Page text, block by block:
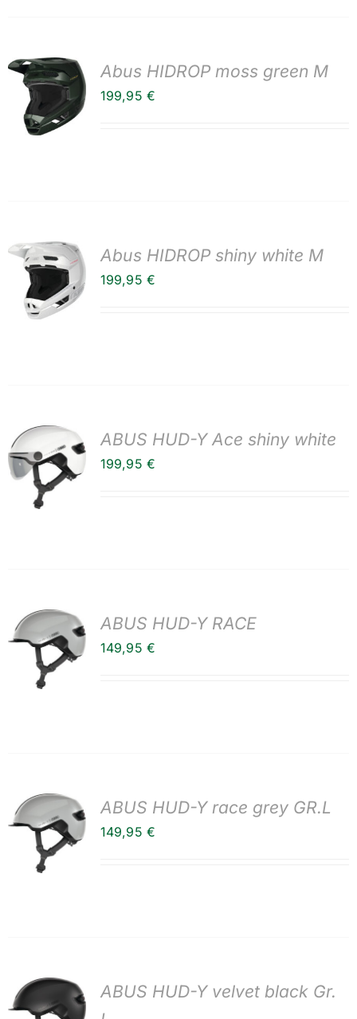
Abus HIDROP moss green M
199,95€
Abus HIDROP shiny white M
199,95€
ABUS HUD-Y Ace shiny white
199,95€
ABUS HUD-Y RACE
149,95€
ABUS HUD-Y race grey GR.L
149,95€
ABUS HUD-Y velvet black Gr.